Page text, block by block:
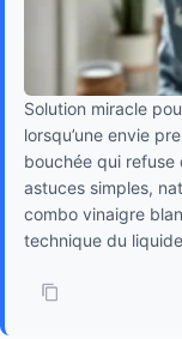
Solution miracle
lorsqu’une envie
bouchée qui refuse
astuces simples,
combo vinaigre
technique du